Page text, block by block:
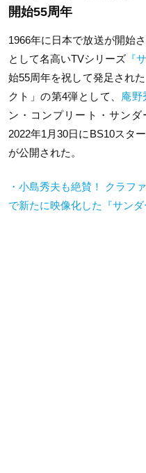
開始55周年
1966年に日本で放送が開始
として名高いTVシリーズ 『
始55周年を祝して発足され
クト」の第4弾として、 庵野
ン・コンプリート・サンダ
2022年1月30日にBS10スタ
が公開された。
・小島秀夫も絶賛！ クラフ
で新たに映像化した『サンダ